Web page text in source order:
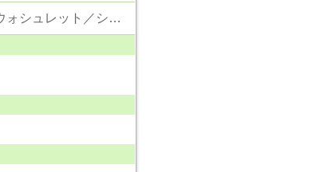
東京電力／公営水道／都市ガス／下水／対面キッチン／追い焚き／シャンプードレッサー／ウォシュレット／システムキッチン／浄水器／フローリング／エレベータ